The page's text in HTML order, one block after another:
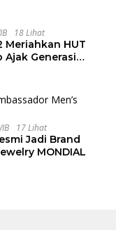
18 Lihat
Meriahkan HUT
Ajak Generasi
17 Lihat
Jadi Brand
MONDIAL